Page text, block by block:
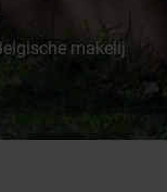
makelij